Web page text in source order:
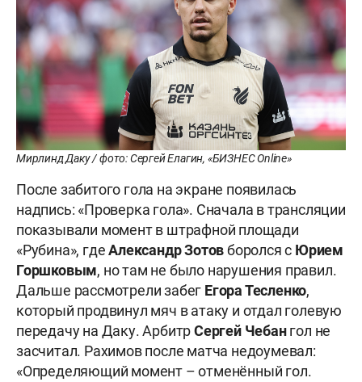
Мирлинд Даку / фото: Сергей Елагин, «БИЗНЕС Online»
После забитого гола на экране появилась
надпись: «Проверка гола». Сначала в трансляции
показывали момент в штрафной площади
«Рубина», гдеАлександрЗотовборолся с Юрием
Горшковым, но там не было нарушения правил.
Дальше рассмотрели забег Егора Тесленко,
который продвинул мяч в атаку и отдал голевую
передачу на Даку. АрбитрСергей Чебангол не
засчитал. Рахимов после матча недоумевал:
«Определяющий момент – отменённый гол.